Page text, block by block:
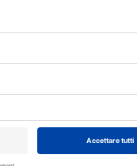
of Dentistry, gli autori
adesivi etch-and-rinse